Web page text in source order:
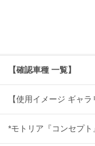
【確認車種 一覧】
【使用イメージ ギャラ
*モトリア『コンセプト